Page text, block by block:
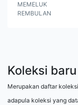
MEMELUK
REMBULAN
Koleksi
Merupakan daftar
adapula koleksi yang